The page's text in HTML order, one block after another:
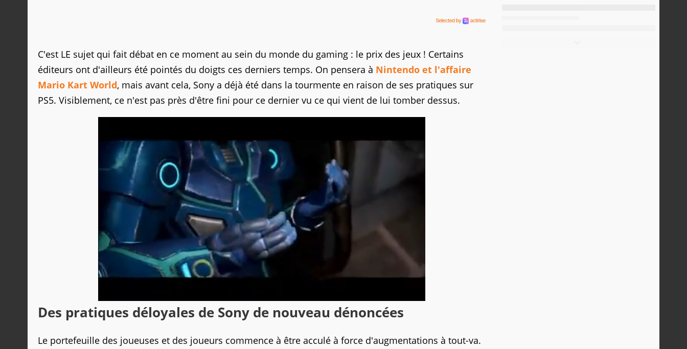
C'est LE sujet qui fait débat en ce moment au sein du monde du gaming : le prix des jeux ! Certains
éditeurs ont d'ailleurs été pointés du doigts ces derniers temps. On pensera à Nintendo et l'affaire
Mario Kart World, mais avant cela, Sony a déjà été dans la tourmente en raison de ses pratiques sur
PS5. Visiblement, ce n'est pas près d'être fini pour ce dernier vu ce qui vient de lui tomber dessus.
Des pratiques déloyales de Sony de nouveau dénoncées
Le portefeuille des joueuses et des joueurs commence à être acculé à force d'augmentations à tout-va.